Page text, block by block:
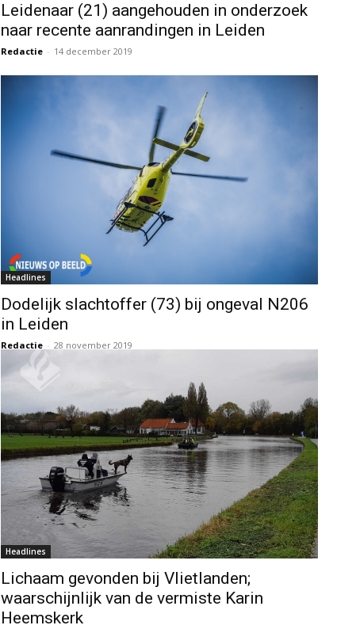
Leidenaar (21) aangehouden in onderzoek
naar recente aanrandingen in Leiden
Redactie - 14 december 2019
Headlines
Dodelijk slachtoffer (73) bij ongeval N206
in Leiden
Redactie - 28 november 2019
Headlines
Lichaam gevonden bij Vlietlanden;
waarschijnlijk van de vermiste Karin
Heemskerk